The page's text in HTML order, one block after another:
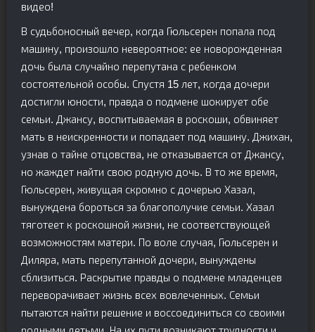
видео!
В судьбоносный вечер, когда Гюльсерен попала под
машину, произошло невероятное: ее новорожденная
дочь была случайно перепутана с ребенком
состоятельной особы. Спустя 15 лет, когда дочери
достигли юности, правда о подмене шокирует обе
семьи. Джансу, воспитываемая в роскоши, обвиняет
мать в неискренности и попадает под машину. Джихан,
узнав о тайне отцовства, не отказывается от Джансу,
но жаждет найти свою родную дочь. В то же время,
Гюльсерен, живущая скромно с дочерью Хазал,
вынуждена бороться за благополучие семьи. Хазал
тяготеет к роскошной жизни, не соответствующей
возможностям матери. По воле случая, Гюльсерен и
Диляра, мать перепутанной дочери, вынуждены
сблизиться. Раскрытие правды о подмене младенцев
переворачивает жизнь всех вовлеченных. Семьи
пытаются найти решение и воссоединиться со своими